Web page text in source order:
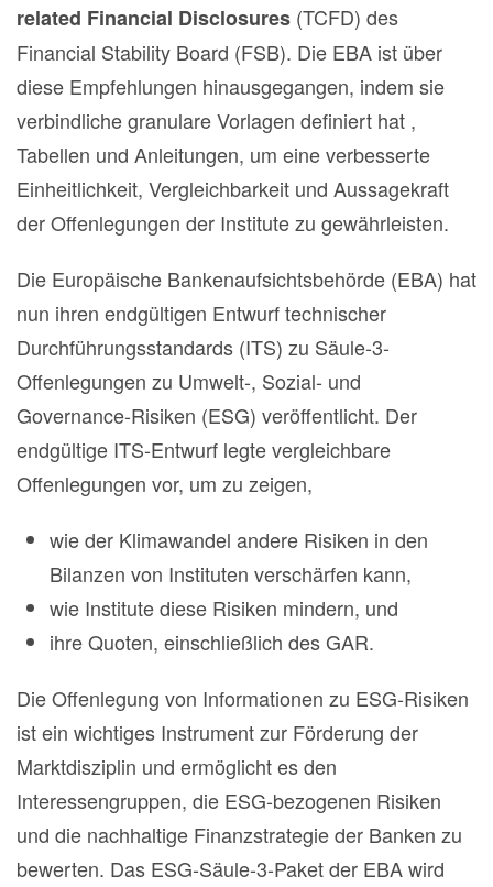
related Financial Disclosures (TCFD) des
Financial Stability Board (FSB). Die EBA ist über
diese Empfehlungen hinausgegangen, indem sie
verbindliche granulare Vorlagen definiert hat ,
Tabellen und Anleitungen, um eine verbesserte
Einheitlichkeit, Vergleichbarkeit und Aussagekraft
der Offenlegungen der Institute zu gewährleisten.
Die Europäische Bankenaufsichtsbehörde (EBA) hat
nun ihren endgültigen Entwurf technischer
Durchführungsstandards (ITS) zu Säule-3-
Offenlegungen zu Umwelt-, Sozial- und
Governance-Risiken (ESG) veröffentlicht. Der
endgültige ITS-Entwurf legte vergleichbare
Offenlegungen vor, um zu zeigen,
wie der Klimawandel andere Risiken in den
Bilanzen von Instituten verschärfen kann,
wie Institute diese Risiken mindern, und
ihre Quoten, einschließlich des GAR.
Die Offenlegung von Informationen zu ESG-Risiken
ist ein wichtiges Instrument zur Förderung der
Marktdisziplin und ermöglicht es den
Interessengruppen, die ESG-bezogenen Risiken
und die nachhaltige Finanzstrategie der Banken zu
bewerten. Das ESG-Säule-3-Paket der EBA wird